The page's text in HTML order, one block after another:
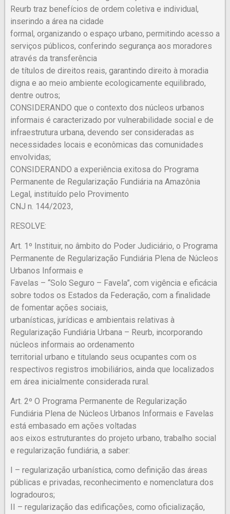
Reurb traz benefícios de ordem coletiva e individual,
inserindo a área na cidade
formal, organizando o espaço urbano, permitindo acesso a
serviços públicos, conferindo segurança aos moradores
através da transferência
de títulos de direitos reais, garantindo direito à moradia
digna e ao meio ambiente ecologicamente equilibrado,
dentre outros;
CONSIDERANDO que o contexto dos núcleos urbanos
informais é caracterizado por vulnerabilidade social e de
infraestrutura urbana, devendo ser consideradas as
necessidades locais e econômicas das comunidades
envolvidas;
CONSIDERANDO a experiência exitosa do Programa
Permanente de Regularização Fundiária na Amazônia
Legal, instituído pelo Provimento
CNJ n. 144/2023,
RESOLVE:
Art. 1º Instituir, no âmbito do Poder Judiciário, o Programa
Permanente de Regularização Fundiária Plena de Núcleos
Urbanos Informais e
Favelas – “Solo Seguro – Favela”, com vigência e eficácia
sobre todos os Estados da Federação, com a finalidade
de fomentar ações sociais,
urbanísticas, jurídicas e ambientais relativas à
Regularização Fundiária Urbana – Reurb, incorporando
núcleos informais ao ordenamento
territorial urbano e titulando seus ocupantes com os
respectivos registros imobiliários, ainda que localizados
em área inicialmente considerada rural.
Art. 2º O Programa Permanente de Regularização
Fundiária Plena de Núcleos Urbanos Informais e Favelas
está embasado em ações voltadas
aos eixos estruturantes do projeto urbano, trabalho social
e regularização fundiária, a saber:
I – regularização urbanística, como definição das áreas
públicas e privadas, reconhecimento e nomenclatura dos
logradouros;
II – regularização das edificações, como oficialização,